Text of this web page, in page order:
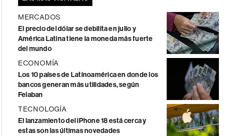
MERCADOS
El precio del dólar se debilita en julio y
América Latina tiene la moneda más fuerte
del mundo
ECONOMÍA
Los 10 países de Latinoamérica en donde los
bancos generan más utilidades, según
Felaban
TECNOLOGÍA
El lanzamiento del iPhone 18 está cerca y
estas son las últimas novedades